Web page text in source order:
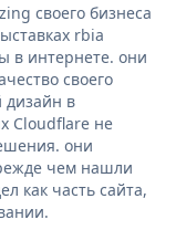
своего бизнеса
rbia
в интернете. они
своего
дизайн в
Cloudflare не
они
чем нашли
как часть сайта,